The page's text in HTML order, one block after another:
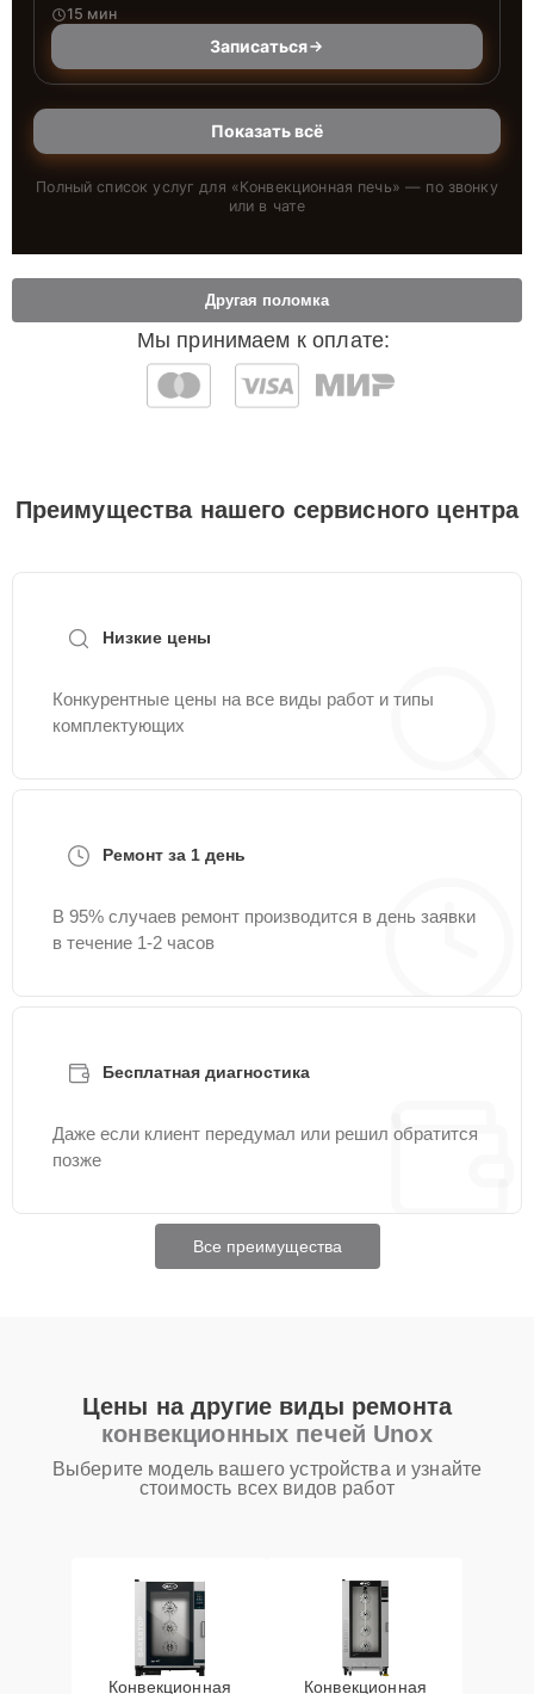
15 мин
Записаться
Показать всё
Полный список услуг для «Конвекционная печь» — по звонку
или в чате
Мы принимаем к оплате:
Другая поломка
Преимущества нашего сервисного центра
Низкие цены
Конкурентные цены на все виды работ и типы
комплектующих
Ремонт за 1 день
В 95% случаев ремонт производится в день заявки
в течение 1-2 часов
Бесплатная диагностика
Даже если клиент передумал или решил обратится
позже
Все преимущества
Цены на другие виды ремонта
конвекционных печей Unox
Выберите модель вашего устройства и узнайте
стоимость всех видов работ
Конвекционная Конвекционная